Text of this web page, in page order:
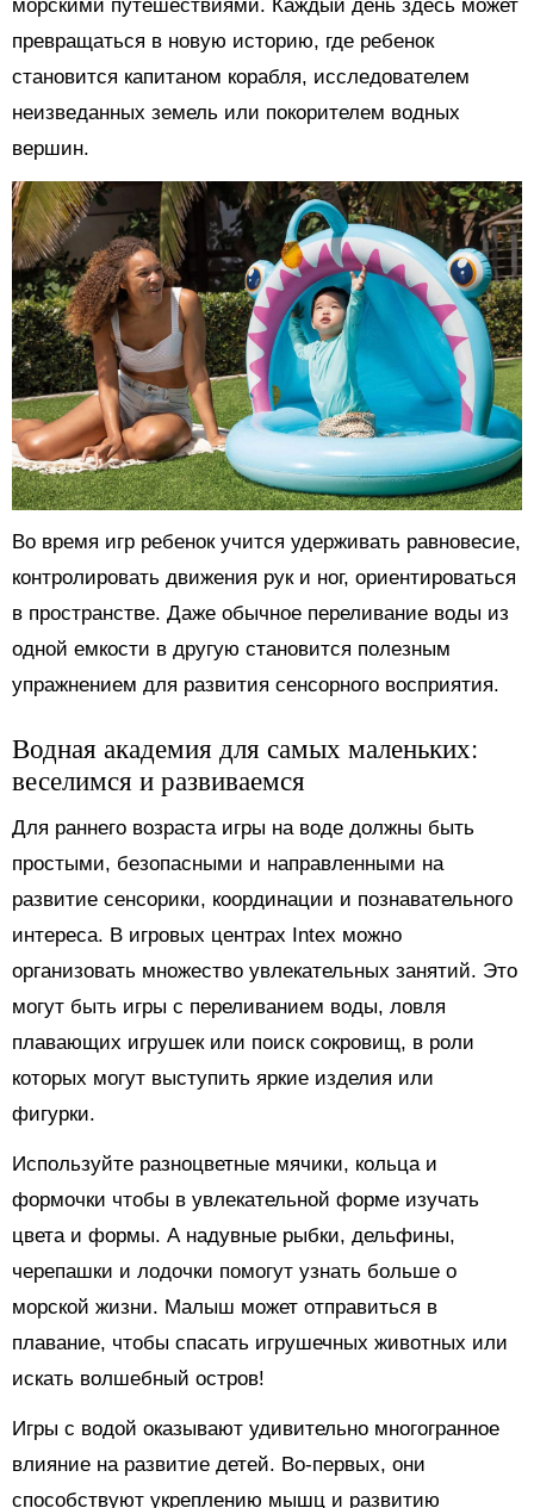
морскими путешествиями. Каждый день здесь может
превращаться в новую историю, где ребенок
становится капитаном корабля, исследователем
неизведанных земель или покорителем водных
вершин.
Во время игр ребенок учится удерживать равновесие,
контролировать движения рук и ног, ориентироваться
в пространстве. Даже обычное переливание воды из
одной емкости в другую становится полезным
упражнением для развития сенсорного восприятия.
Водная академия для самых маленьких:
веселимся и развиваемся
Для раннего возраста игры на воде должны быть
простыми, безопасными и направленными на
развитие сенсорики, координации и познавательного
интереса. В игровых центрах Intex можно
организовать множество увлекательных занятий. Это
могут быть игры с переливанием воды, ловля
плавающих игрушек или поиск сокровищ, в роли
которых могут выступить яркие изделия или
фигурки.
Используйте разноцветные мячики, кольца и
формочки чтобы в увлекательной форме изучать
цвета и формы. А надувные рыбки, дельфины,
черепашки и лодочки помогут узнать больше о
морской жизни. Малыш может отправиться в
плавание, чтобы спасать игрушечных животных или
искать волшебный остров!
Игры с водой оказывают удивительно многогранное
влияние на развитие детей. Во-первых, они
способствуют укреплению мышц и развитию